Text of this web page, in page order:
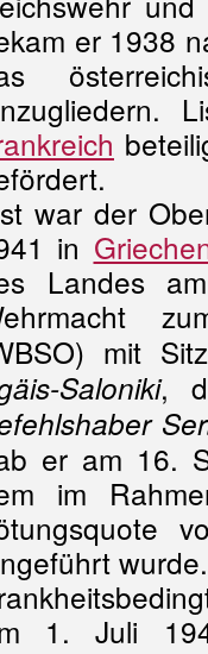
er 1938
war der
in
Landes
mit
Saloniki,
er am 16.
im
wurde.
1. Juli